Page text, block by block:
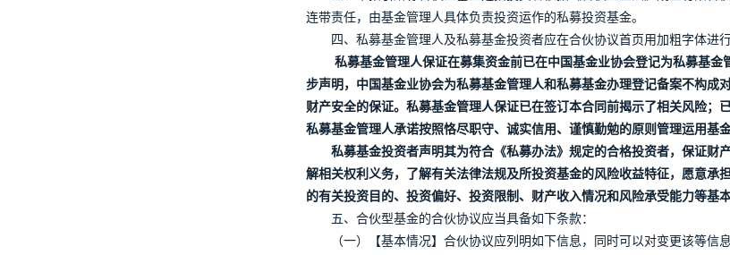
连带责任，由基金管理人具体负责投资运作的私募投资基金。
四、私募基金管理人及私募基金投资者应在合伙协议首页用加粗字体进
私募基金管理人保证在募集资金前已在中国基金业协会登记为私募基
步声明，中国基金业协会为私募基金管理人和私募基金办理登记备案不构
财产安全的保证。私募基金管理人保证已在签订本合同前揭示了相关风险；
私募基金管理人承诺按照恪尽职守、诚实信用、谨慎勤勉的原则管理运用基
私募基金投资者声明其为符合《私募办法》规定的合格投资者，保证财
解相关权利义务，了解有关法律法规及所投资基金的风险收益特征，愿意
的有关投资目的、投资偏好、投资限制、财产收入情况和风险承受能力等基
五、合伙型基金的合伙协议应当具备如下条款：
（一）【基本情况】合伙协议应列明如下信息，同时可以对变更该等信